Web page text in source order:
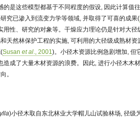
的是这些模型都基于不同程度的假设, 因此计算值
究已渗入到流变力学等领域, 并取得了可喜的成果(
用性、研究的对象等。干燥应力理论仍是针对大
天然林保护工程的实施, 可利用的大径级成熟材
Susanet al., 2001)。小径木资源比例急剧增加, 但
造成了大量木材资源的浪费。因此, 进行小径木木
。
)小径木取自东北林业大学帽儿山试验林场, 径级